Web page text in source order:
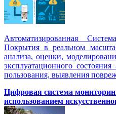
Автоматизированная
Покрытия в реальном
анализа, оценки,
эксплуатационного
пользования, выявления
Цифровая система
использованием